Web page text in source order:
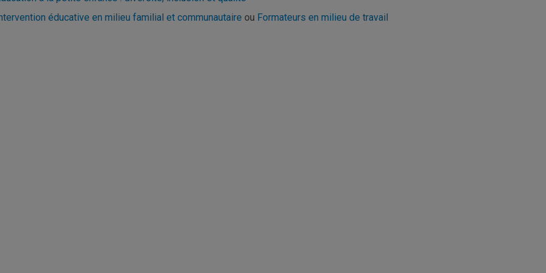
éducative en milieu familial et communautaire ou Formateurs en milieu de travail